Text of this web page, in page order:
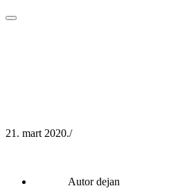
21. mart 2020./
Autor dejan